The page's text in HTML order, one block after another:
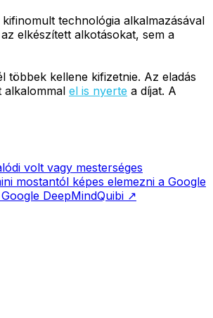
technológia alkalmazásával
elkészített alkotásokat, sem a
többek kellene kifizetnie. Az eladás
alkalommal el is nyerte a díjat. A
volt vagy mesterséges
mostantól képes elemezni a Google
DeepMindQuibi ↗